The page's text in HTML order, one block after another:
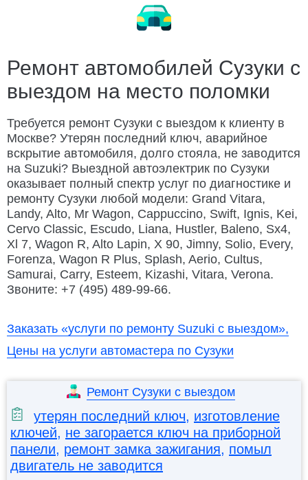
Ремонт электрооборудования
Разблокировать техноблок
Дубликат ключа
Открыть капот Открыть багажник
Слить топливо Ремонт замка зажигания
Автосервис Porsche с выездом
Ремонт автомобилей Сузуки с
выездом на место поломки
Требуется ремонт Сузуки с выездом к клиенту в
Москве? Утерян последний ключ, аварийное
вскрытие автомобиля, долго стояла, не заводится
на Suzuki? Выездной автоэлектрик по Сузуки
оказывает полный спектр услуг по диагностике и
ремонту Сузуки любой модели: Grand Vitara,
Landy, Alto, Mr Wagon, Cappuccino, Swift, Ignis, Kei,
Cervo Classic, Escudo, Liana, Hustler, Baleno, Sx4,
Xl 7, Wagon R, Alto Lapin, X 90, Jimny, Solio, Every,
Forenza, Wagon R Plus, Splash, Aerio, Cultus,
Samurai, Carry, Esteem, Kizashi, Vitara, Verona.
Звоните: +7 (495) 489-99-66.
Заказать «услуги по ремонту Suzuki с выездом»,
Цены на услуги автомастера по Сузуки
Ремонт Сузуки с выездом
утерян последний ключ, изготовление
ключей, не загорается ключ на приборной
панели, ремонт замка зажигания, помыл
двигатель не заводится